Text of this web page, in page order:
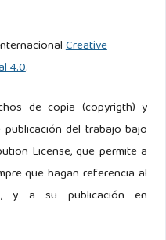
de las ondas Madden-
algunas regiones del
intraestacional de
relación con la oscilación
Colombiana de
Creative
4.0.
de copia (copyrigth) y
del trabajo bajo
License, que permite a
que hagan referencia al
y a su publicación en